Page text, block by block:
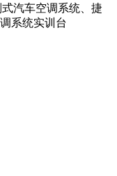
汽车空调系统、捷
系统实训台